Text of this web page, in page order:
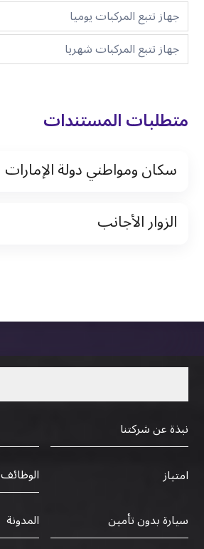
جهاز تتبع المركبات يوميا
جهاز تتبع المركبات شهريا
متطلبات المستندات
سكان ومواطني دولة الإمارات
نسخة من تأشيرة الاقامة
الزوار الأجانب
نبذة عن شركتنا
امتياز
الوظائف
سيارة بدون تأمين
المدونة